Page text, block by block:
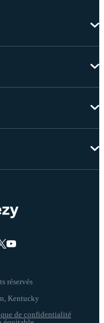
réservés
de confidentialité